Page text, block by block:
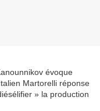
évoque
Martorelli réponse
» la production